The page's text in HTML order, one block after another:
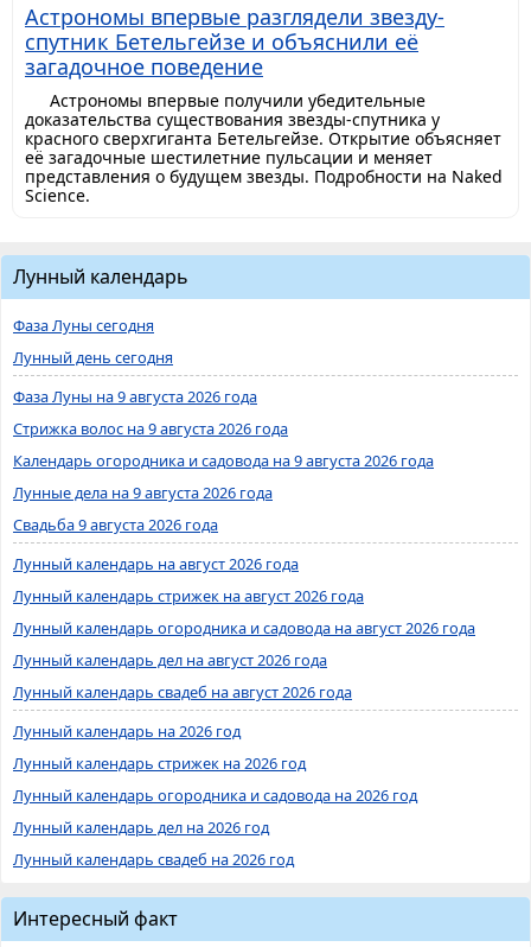
Астрономы впервые разглядели звезду-
спутник Бетельгейзе и объяснили её
загадочное поведение
Астрономы впервые получили убедительные
доказательства существования звезды-спутника у
красного сверхгиганта Бетельгейзе. Открытие объясняет
её загадочные шестилетние пульсации и меняет
представления о будущем звезды. Подробности на Naked
Science.
Лунный календарь
Фаза Луны сегодня
Лунный день сегодня
Фаза Луны на 9 августа 2026 года
Стрижка волос на 9 августа 2026 года
Календарь огородника и садовода на 9 августа 2026 года
Лунные дела на 9 августа 2026 года
Свадьба 9 августа 2026 года
Лунный календарь на август 2026 года
Лунный календарь стрижек на август 2026 года
Лунный календарь огородника и садовода на август 2026 года
Лунный календарь дел на август 2026 года
Лунный календарь свадеб на август 2026 года
Лунный календарь на 2026 год
Лунный календарь стрижек на 2026 год
Лунный календарь огородника и садовода на 2026 год
Лунный календарь дел на 2026 год
Лунный календарь свадеб на 2026 год
Интересный факт